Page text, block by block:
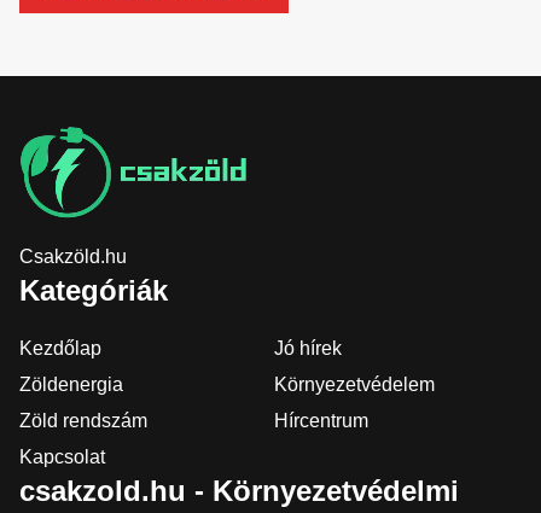
Csakzöld.hu
Kategóriák
Kezdőlap
Jó hírek
Zöldenergia
Környezetvédelem
Zöld rendszám
Hírcentrum
Kapcsolat
csakzold.hu - Környezetvédelmi